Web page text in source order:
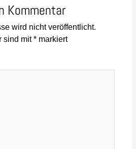
Kommentar
wird nicht veröffentlicht.
sind mit*markiert